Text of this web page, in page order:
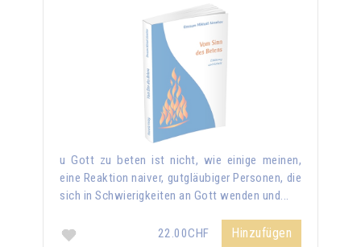
u Gott zu beten ist nicht, wie einige meinen,
eine Reaktion naiver, gutgläubiger Personen, die
sich in Schwierigkeiten an Gott wenden und...
22.00CHF Hinzufügen